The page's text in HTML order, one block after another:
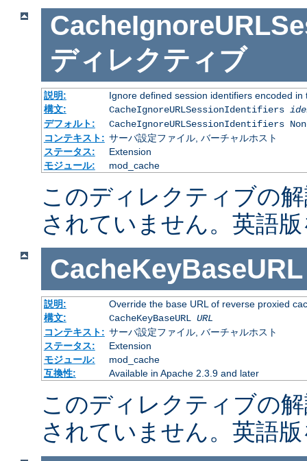
ディレクティブ
説明:
Ignore defined session identifiers encoded in
構文:
CacheIgnoreURLSessionIdentifiers
デフォルト:
CacheIgnoreURLSessionIdentifiers
コンテキスト: サーバ設定ファイル, バーチャルホスト
ステータス:
Extension
モジュール:
mod_cache
このディレクティブの
されていません。英語
CacheKeyBaseURL
説明:
Override the base URL of reverse proxied
構文:
CacheKeyBaseURL URL
コンテキスト: サーバ設定ファイル, バーチャルホスト
ステータス:
Extension
モジュール:
mod_cache
互換性:
Available in Apache 2.3.9 and later
このディレクティブの
されていません。英語